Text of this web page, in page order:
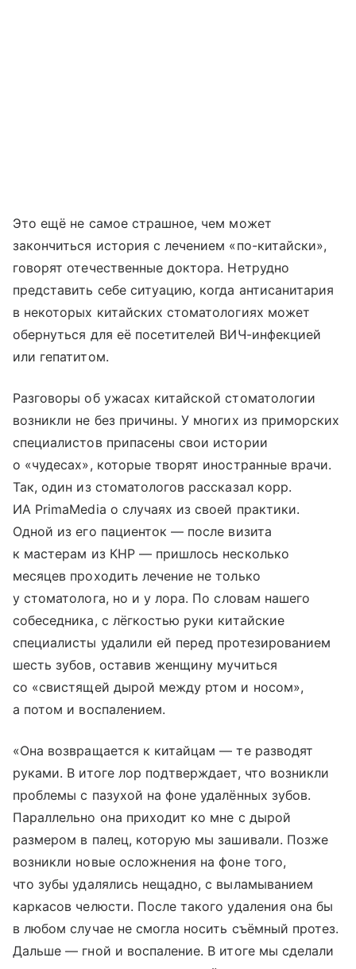
Это ещё не самое страшное, чем может
закончиться история с лечением «по-китайски»,
говорят отечественные доктора. Нетрудно
представить себе ситуацию, когда антисанитария
в некоторых китайских стоматологиях может
обернуться для её посетителей ВИЧ-инфекцией
или гепатитом.
Разговоры об ужасах китайской стоматологии
возникли не без причины. У многих из приморских
специалистов припасены свои истории
о «чудесах», которые творят иностранные врачи.
Так, один из стоматологов рассказал корр.
ИА PrimaMedia о случаях из своей практики.
Одной из его пациенток — после визита
к мастерам из КНР — пришлось несколько
месяцев проходить лечение не только
у стоматолога, но и у лора. По словам нашего
собеседника, с лёгкостью руки китайские
специалисты удалили ей перед протезированием
шесть зубов, оставив женщину мучиться
со «свистящей дырой между ртом и носом»,
а потом и воспалением.
«Она возвращается к китайцам — те разводят
руками. В итоге лор подтверждает, что возникли
проблемы с пазухой на фоне удалённых зубов.
Параллельно она приходит ко мне с дырой
размером в палец, которую мы зашивали. Позже
возникли новые осложнения на фоне того,
что зубы удалялись нещадно, с выламыванием
каркасов челюсти. После такого удаления она бы
в любом случае не смогла носить съёмный протез.
Дальше — гной и воспаление. В итоге мы сделали